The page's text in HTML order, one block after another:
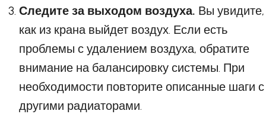
Следите за выходом воздуха. Вы увидите,
как из крана выйдет воздух. Если есть
проблемы с удалением воздуха, обратите
внимание на балансировку системы. При
необходимости повторите описанные шаги с
другими радиаторами.